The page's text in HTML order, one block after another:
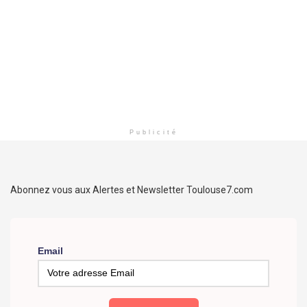
Publicité
Abonnez vous aux Alertes et Newsletter Toulouse7.com
Email